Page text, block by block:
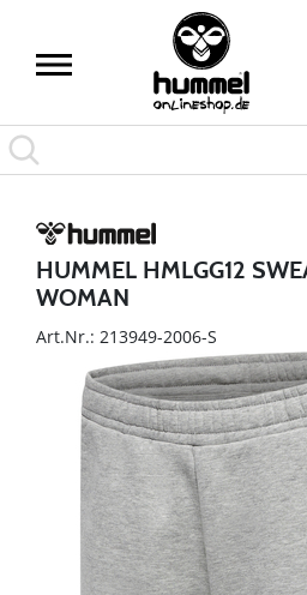
HUMMEL HMLGG12
WOMAN
Art.Nr.: 213949-2006-S